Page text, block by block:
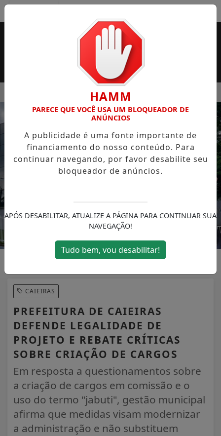
ROSSI SERÁ BREVEMENTE INAUGURADA EM
EM ALTA
CAIEIRAS
PREFEITURA DE CAIEIRAS
DEFENDE LEGALIDADE DE
PROJETO E REBATE CRÍTICAS
SOBRE CRIAÇÃO DE CARGOS
Em resposta a questionamentos sobre
a criação de cargos em comissão e o
uso do termo "jabuti", gestão municipal
afirma que medidas visam modernizar
a administração e não substituem
HAMM
PARECE QUE VOCÊ USA UM BLOQUEADOR DE
ANÚNCIOS
A publicidade é uma fonte importante de
financiamento do nosso conteúdo. Para
continuar navegando, por favor desabilite seu
bloqueador de anúncios.
APÓS DESABILITAR, ATUALIZE A PÁGINA PARA CONTINUAR SUA
NAVEGAÇÃO!
Tudo bem, vou desabilitar!